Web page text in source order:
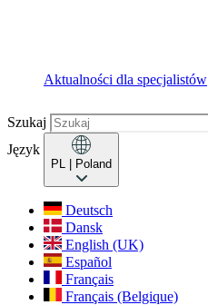
Aktualności dla specjalistów
Szukaj
Język
PL | Poland
Deutsch
Dansk
English (UK)
Español
Français
Français (Belgique)